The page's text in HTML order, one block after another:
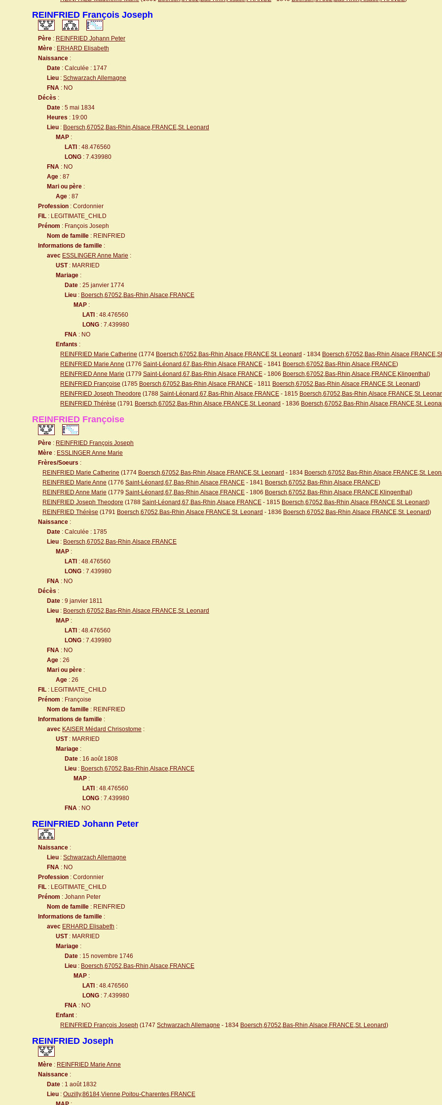
REINFRIED François Joseph
Père : REINFRIED Johann Peter
Mère : ERHARD Elisabeth
Naissance :
Date : Calculée : 1747
Lieu : Schwarzach Allemagne
FNA : NO
Décès :
Date : 5 mai 1834
Heures : 19:00
Lieu : Boersch,67052,Bas-Rhin,Alsace,FRANCE,St. Leonard
MAP :
LATI : 48.476560
LONG : 7.439980
FNA : NO
Age : 87
Mari ou père :
Age : 87
Profession : Cordonnier
FIL : LEGITIMATE_CHILD
Prénom : François Joseph
Nom de famille : REINFRIED
Informations de famille :
avec ESSLINGER Anne Marie :
UST: MARRIED
Mariage :
Date : 25 janvier 1774
Lieu : Boersch,67052,Bas-Rhin,Alsace,FRANCE
MAP :
LATI : 48.476560
LONG : 7.439980
FNA : NO
Enfants :
REINFRIED Marie Catherine (1774 Boersch,67052,Bas-Rhin,Alsace,FRANCE,St. Leonard - 1834 Boersch,67052,Bas-
REINFRIED Marie Anne (1776 Saint-Léonard,67,Bas-Rhin,Alsace,FRANCE - 1841 Boersch,67052,Bas-Rhin,Alsace,FRANCE)
REINFRIED Anne Marie (1779 Saint-Léonard,67,Bas-Rhin,Alsace,FRANCE - 1806 Boersch,67052,Bas-Rhin,Alsace,FRANCE,Klingenthal )
REINFRIED Françoise (1785 Boersch,67052,Bas-Rhin,Alsace,FRANCE - 1811 Boersch,67052,Bas-Rhin,Alsace,FRANCE,St. Leonard)
REINFRIED Joseph Theodore (1788 Saint-Léonard,67,Bas-Rhin,Alsace,FRANCE - 1815 Boersch,67052,Bas-Rhin,Alsace,FRANCE,St.
REINFRIED Thérèse (1791 Boersch,67052,Bas-Rhin,Alsace,FRANCE,St. Leonard - 1836 Boersch,67052,Bas-Rhin,Alsace,FRANCE,St.
REINFRIED Françoise
Père : REINFRIED François Joseph
Mère : ESSLINGER Anne Marie
Frères/Soeurs :
REINFRIED Marie Catherine (1774 Boersch,67052,Bas-Rhin,Alsace,FRANCE,St. Leonard - 1834 Boersch,67052,Bas-Rhin,Alsace,FRANCE,St.
REINFRIED Marie Anne (1776 Saint-Léonard,67,Bas-Rhin,Alsace,FRANCE - 1841 Boersch,67052,Bas-Rhin,Alsace,FRANCE)
REINFRIED Anne Marie (1779 Saint-Léonard,67,Bas-Rhin,Alsace,FRANCE - 1806 Boersch,67052,Bas-Rhin,Alsace,FRANCE,Klingenthal )
REINFRIED Joseph Theodore (1788 Saint-Léonard,67,Bas-Rhin,Alsace,FRANCE - 1815 Boersch,67052,Bas-Rhin,Alsace,FRANCE,St. Leonard)
REINFRIED Thérèse (1791 Boersch,67052,Bas-Rhin,Alsace,FRANCE,St. Leonard - 1836 Boersch,67052,Bas-Rhin,Alsace,FRANCE,St. Leonard)
Naissance :
Date : Calculée : 1785
Lieu : Boersch,67052,Bas-Rhin,Alsace,FRANCE
MAP :
LATI : 48.476560
LONG : 7.439980
FNA : NO
Décès :
Date : 9 janvier 1811
Lieu : Boersch,67052,Bas-Rhin,Alsace,FRANCE,St. Leonard
MAP :
LATI : 48.476560
LONG : 7.439980
FNA : NO
Age : 26
Mari ou père :
Age : 26
FIL : LEGITIMATE_CHILD
Prénom : Françoise
Nom de famille : REINFRIED
Informations de famille :
avec KAISER Médard Chrisostome :
UST: MARRIED
Mariage :
Date : 16 août 1808
Lieu : Boersch,67052,Bas-Rhin,Alsace,FRANCE
MAP :
LATI : 48.476560
LONG : 7.439980
FNA : NO
REINFRIED Johann Peter
Naissance :
Lieu : Schwarzach Allemagne
FNA : NO
Profession : Cordonnier
FIL : LEGITIMATE_CHILD
Prénom : Johann Peter
Nom de famille : REINFRIED
Informations de famille :
avec ERHARD Elisabeth :
UST: MARRIED
Mariage :
Date : 15 novembre 1746
Lieu : Boersch,67052,Bas-Rhin,Alsace,FRANCE
MAP :
LATI : 48.476560
LONG : 7.439980
FNA : NO
Enfant :
REINFRIED François Joseph (1747 Schwarzach Allemagne - 1834 Boersch,67052,Bas-Rhin,Alsace,FRANCE,St. Leonard)
REINFRIED Joseph
Mère : REINFRIED Marie Anne
Naissance :
Date : 1 août 1832
Lieu : Ouzilly,86184,Vienne,Poitou-Charentes,FRANCE